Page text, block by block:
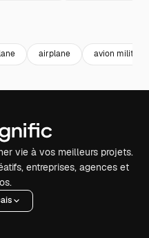
airplane avion militaire
vie à vos meilleurs projets.
entreprises, agences et